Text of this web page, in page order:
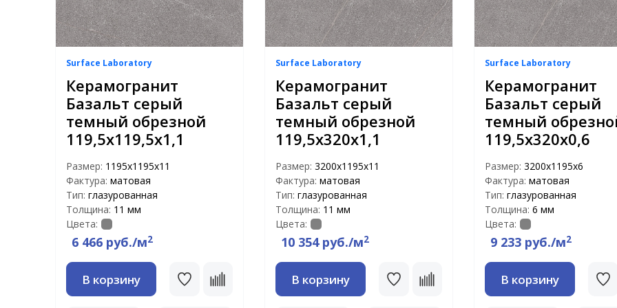
Surface Laboratory
Керамогранит
Базальт серый
темный обрезной
119,5x119,5x1,1
Размер: 1195x1195x11
Фактура: матовая
Тип: глазурованная
Толщина: 11 мм
Цвета:
6 466 руб./м2
В корзину
Surface Laboratory
Керамогранит
Базальт серый
темный обрезной
119,5x320x1,1
Размер: 3200x1195x11
Фактура: матовая
Тип: глазурованная
Толщина: 11 мм
Цвета:
10 354 руб./м2
В корзину
Surface Laboratory
Керамогранит
Базальт серый
темный
119,5x320x0,6
Размер: 3200x1195x6
Фактура: матовая
Тип: глазурованная
Толщина: 6 мм
Цвета:
9 233 руб./м2
В корзину